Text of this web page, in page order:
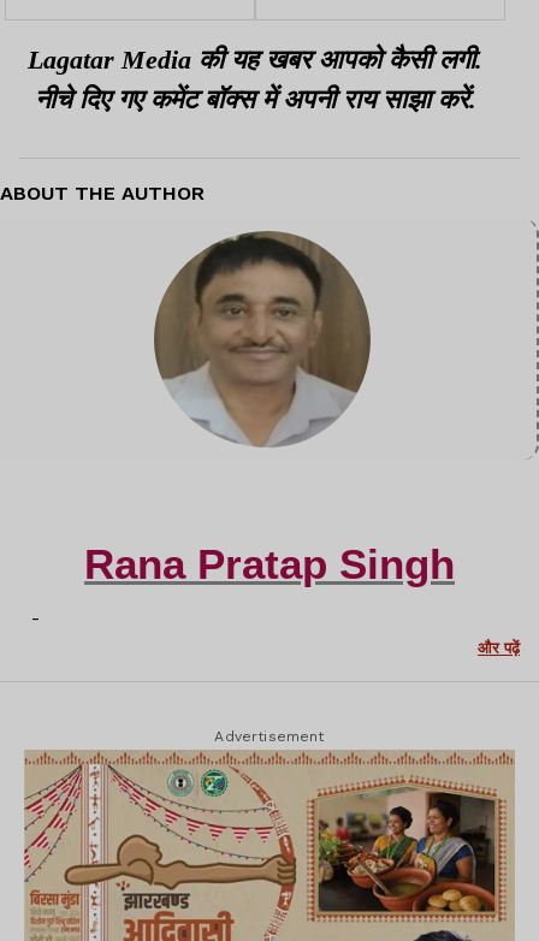
इंडिया गठबंधन के विधायक
एकजुट होकर मतदान केंद्र
पहुंचे
मारपीट के बाद सैंकडों डिलिवरी
राइडर का हंगामा
Lagatar Media की यह खबर आपको कैसी लगी.
नीचे दिए गए कमेंट बॉक्स में अपनी राय साझा करें.
ABOUT THE AUTHOR
Rana Pratap Singh
-
और पढ़ें
Advertisement